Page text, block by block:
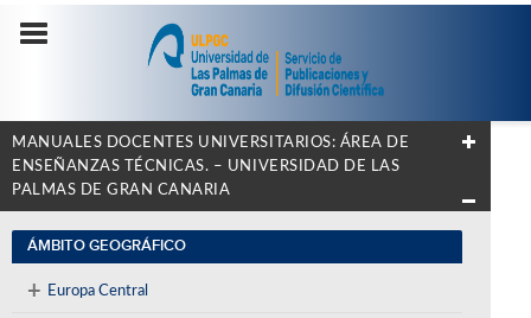
MANUALES DOCENTES UNIVERSITARIOS: ÁREA DE
ENSEÑANZAS TÉCNICAS. – UNIVERSIDAD DE LAS
PALMAS DE GRAN CANARIA
ÁMBITO GEOGRÁFICO
+ Europa Central